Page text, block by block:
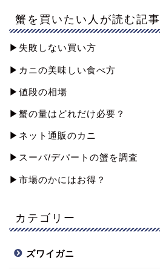
蟹を買いたい人が読む記事
▶︎失敗しない買い方
▶︎カニの美味しい食べ方
▶︎値段の相場
▶︎蟹の量はどれだけ必要？
▶︎ネット通販のカニ
▶︎スーパ/デパートの蟹を調査
▶︎市場のかにはお得？
カテゴリー
ズワイガニ